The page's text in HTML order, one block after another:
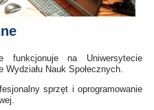
funkcjonuje na Uniwersytecie
Nauk Społecznych.
sprzęt i oprogramowanie